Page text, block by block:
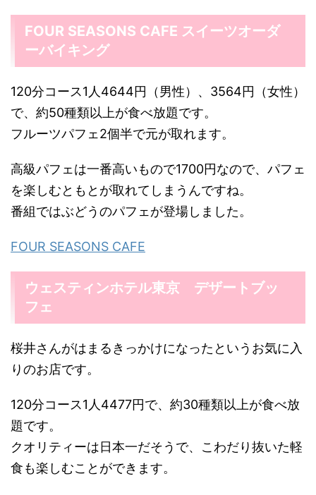
FOUR SEASONS CAFE スイーツオーダ
ーバイキング
120分コース1人4644円（男性）、3564円（女性）
で、約50種類以上が食べ放題です。
フルーツパフェ2個半で元が取れます。
高級パフェは一番高いもので1700円なので、パフェ
を楽しむともとが取れてしまうんですね。
番組ではぶどうのパフェが登場しました。
FOUR SEASONS CAFE
ウェスティンホテル東京 デザートブッ
フェ
桜井さんがはまるきっかけになったというお気に入
りのお店です。
120分コース1人4477円で、約30種類以上が食べ放
題です。
クオリティーは日本一だそうで、こわだり抜いた軽
食も楽しむことができます。